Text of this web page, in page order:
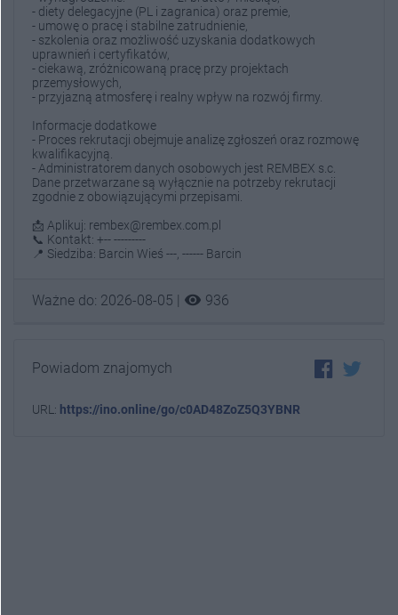
- diety delegacyjne (PL i zagranica) oraz premie,
- umowę o pracę i stabilne zatrudnienie,
- szkolenia oraz możliwość uzyskania dodatkowych
uprawnień i certyfikatów,
- ciekawą, zróżnicowaną pracę przy projektach
przemysłowych,
- przyjazną atmosferę i realny wpływ na rozwój firmy.
Informacje dodatkowe
- Proces rekrutacji obejmuje analizę zgłoszeń oraz rozmowę
kwalifikacyjną.
- Administratorem danych osobowych jest REMBEX s.c.
Dane przetwarzane są wyłącznie na potrzeby rekrutacji
zgodnie z obowiązującymi przepisami.
📩 Aplikuj: rembex@rembex.com.pl
📞 Kontakt: +-- ---------
📍 Siedziba: Barcin Wieś ---, ------ Barcin
Ważne do: 2026-08-05 | visibility 936
Powiadom znajomych
URL: https://ino.online/go/c0AD48ZoZ5Q3YBNR